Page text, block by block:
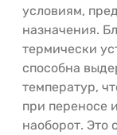
условиям,
назначения.
термически
способна
температур,
при переносе
наоборот. Это